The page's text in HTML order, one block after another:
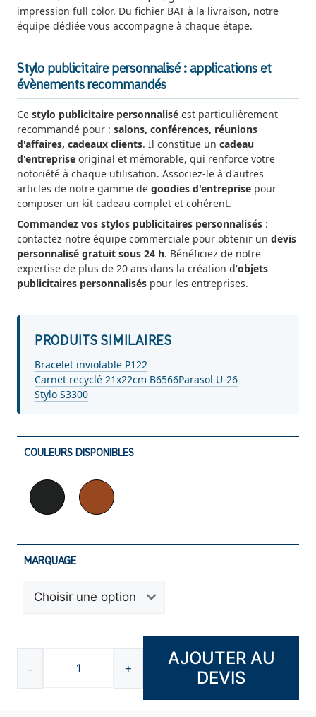
impression full color. Du fichier BAT à la livraison, notre
équipe dédiée vous accompagne à chaque étape.
Stylo publicitaire personnalisé : applications et
évènements recommandés
Ce stylo publicitaire personnalisé est particulièrement
recommandé pour : salons, conférences, réunions
d'affaires, cadeaux clients. Il constitue un cadeau
d'entreprise original et mémorable, qui renforce votre
notoriété à chaque utilisation. Associez-le à d'autres
articles de notre gamme de goodies d'entreprise pour
composer un kit cadeau complet et cohérent.
Commandez vos stylos publicitaires personnalisés :
contactez notre équipe commerciale pour obtenir un devis
personnalisé gratuit sous 24 h. Bénéficiez de notre
expertise de plus de 20 ans dans la création d'objets
publicitaires personnalisés pour les entreprises.
PRODUITS SIMILAIRES
Bracelet inviolable P122
Carnet recyclé 21x22cm B6566Parasol U-26
Stylo S3300
COULEURS DISPONIBLES
MARQUAGE
-
quantité
de
+
AJOUTER AU
DEVIS